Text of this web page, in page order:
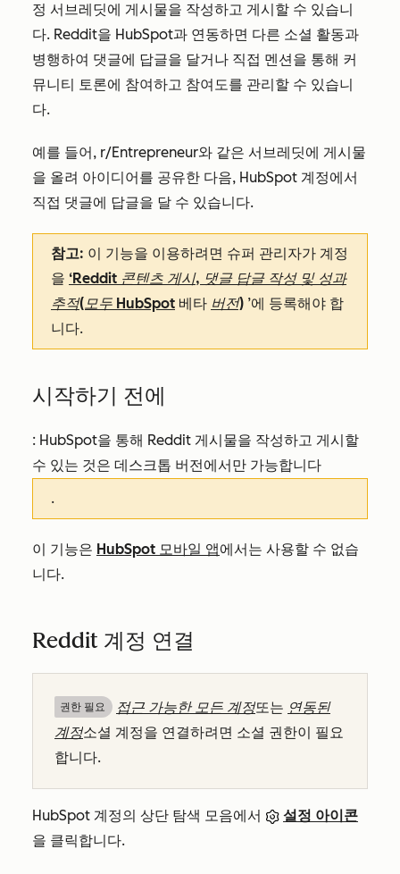
정 서브레딧에 게시물을 작성하고 게시할 수 있습니
다. Reddit을 HubSpot과 연동하면 다른 소셜 활동과
병행하여 댓글에 답글을 달거나 직접 멘션을 통해 커
뮤니티 토론에 참여하고 참여도를 관리할 수 있습니
다.
예를 들어, r/Entrepreneur와 같은 서브레딧에 게시물
을 올려 아이디어를 공유한 다음, HubSpot 계정에서
직접 댓글에 답글을 달 수 있습니다.
참고: 이 기능을 이용하려면 슈퍼 관리자가 계정
을 ‘Reddit 콘텐츠 게시, 댓글 답글 작성 및 성과
추적(모두 HubSpot 베타 버전) ’에 등록해야 합
니다.
시작하기 전에
: HubSpot을 통해 Reddit 게시물을 작성하고 게시할
수 있는 것은 데스크톱 버전에서만 가능합니다
.
이 기능은 HubSpot 모바일 앱에서는 사용할 수 없습
니다.
Reddit 계정 연결
권한 필요 접근 가능한 모든 계정또는 연동된
계정소셜 계정을 연결하려면 소셜 권한이 필요
합니다.
HubSpot 계정의 상단 탐색 모음에서
설정 아이콘
을 클릭합니다.